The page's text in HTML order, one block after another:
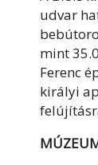
udvar
mint
Ferenc
királyi